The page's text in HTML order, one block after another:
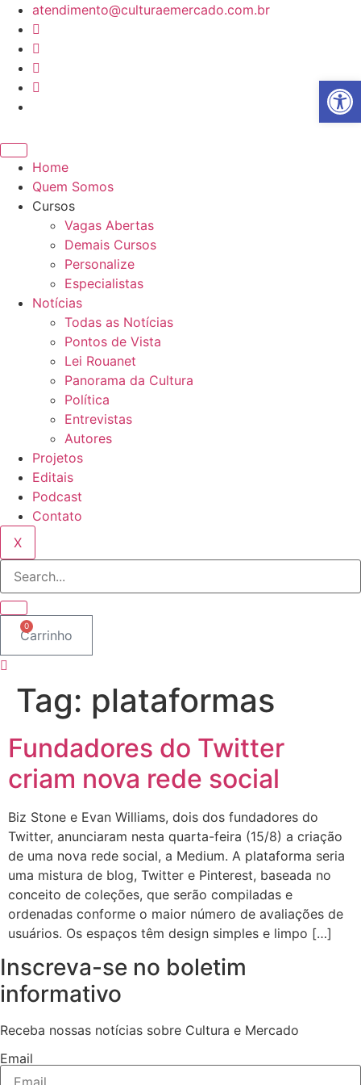
Abrir
para
conteúdo
atendimento@culturaemercado.com.br
Home
Quem Somos
Cursos
Vagas Abertas
Demais Cursos
Personalize
Especialistas
Notícias
Todas as Notícias
Pontos de Vista
Lei Rouanet
Panorama da Cultura
Política
Entrevistas
Autores
Projetos
Editais
Podcast
Contato
X
0
Carrinho
Tag: plataformas
Fundadores do Twitter
criam nova rede social
Biz Stone e Evan Williams, dois dos fundadores do
Twitter, anunciaram nesta quarta-feira (15/8) a criação
de uma nova rede social, a Medium. A plataforma seria
uma mistura de blog, Twitter e Pinterest, baseada no
conceito de coleções, que serão compiladas e
ordenadas conforme o maior número de avaliações de
usuários. Os espaços têm design simples e limpo […]
Inscreva-se no boletim
informativo
Receba nossas notícias sobre Cultura e Mercado
Email